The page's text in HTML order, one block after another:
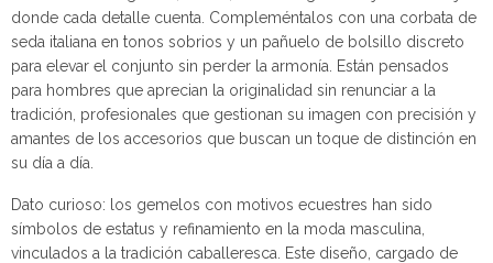
donde cada detalle cuenta. Compleméntalos con una corbata de
seda italiana en tonos sobrios y un pañuelo de bolsillo discreto
para elevar el conjunto sin perder la armonía. Están pensados
para hombres que aprecian la originalidad sin renunciar a la
tradición, profesionales que gestionan su imagen con precisión y
amantes de los accesorios que buscan un toque de distinción en
su día a día.
Dato curioso: los gemelos con motivos ecuestres han sido
símbolos de estatus y refinamiento en la moda masculina,
vinculados a la tradición caballeresca. Este diseño, cargado de